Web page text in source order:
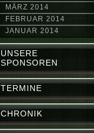
MÄRZ 2014
FEBRUAR 2014
JANUAR 2014
UNSERE
SPONSOREN
TERMINE
CHRONIK